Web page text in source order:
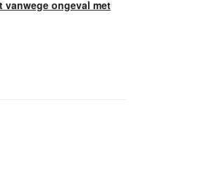
vanwege ongeval met